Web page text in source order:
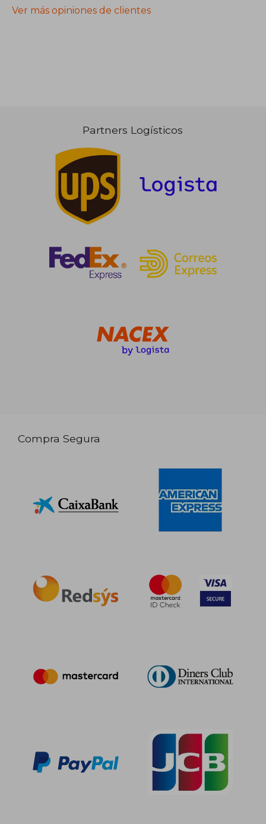
Ver más opiniones de clientes
Partners Logísticos
Compra Segura